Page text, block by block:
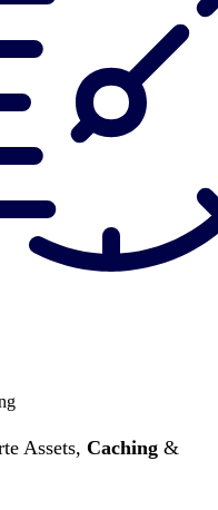
Assets, Caching &